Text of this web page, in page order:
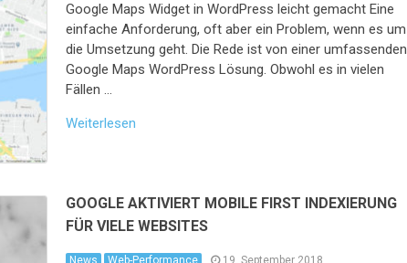
Google Maps Widget in WordPress leicht gemacht Eine
einfache Anforderung, oft aber ein Problem, wenn es um
die Umsetzung geht. Die Rede ist von einer umfassenden
Google Maps WordPress Lösung. Obwohl es in vielen
Fällen …
Weiterlesen
GOOGLE AKTIVIERT MOBILE FIRST INDEXIERUNG
FÜR VIELE WEBSITES
News Web-Performance 19. September 2018